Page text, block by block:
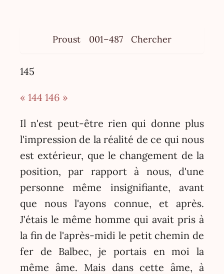
Proust 001–487 Chercher
145
« 144 146 »
Il n'est peut-être rien qui donne plus
l'impression de la réalité de ce qui nous
est extérieur, que le changement de la
position, par rapport à nous, d'une
personne même insignifiante, avant
que nous l'ayons connue, et après.
J'étais le même homme qui avait pris à
la fin de l'après-midi le petit chemin de
fer de Balbec, je portais en moi la
même âme. Mais dans cette âme, à